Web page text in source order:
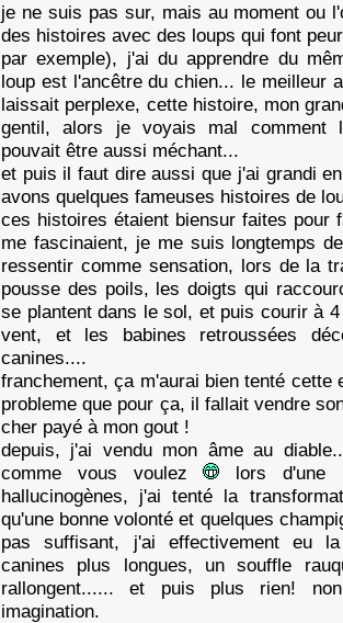
je ne suis pas sur, mais au moment ou
des histoires avec des loups qui font
par exemple), j'ai du apprendre du
loup est l'ancêtre du chien... le meilleur
laissait perplexe, cette histoire, mon
gentil, alors je voyais mal comment
pouvait être aussi méchant...
et puis il faut dire aussi que j'ai grandi
avons quelques fameuses histoires de
ces histoires étaient biensur faites pour
me fascinaient, je me suis longtemps
ressentir comme sensation, lors de la
pousse des poils, les doigts qui
se plantent dans le sol, et puis courir à
vent, et les babines retroussées
canines....
franchement, ça m'aurai bien tenté cette
probleme que pour ça, il fallait vendre
cher payé à mon gout !
depuis, j'ai vendu mon âme au
comme vous voulez
lors d'une
hallucinogènes, j'ai tenté la
qu'une bonne volonté et quelques
pas suffisant, j'ai effectivement eu
canines plus longues, un souffle
rallongent...... et puis plus rien!
imagination.